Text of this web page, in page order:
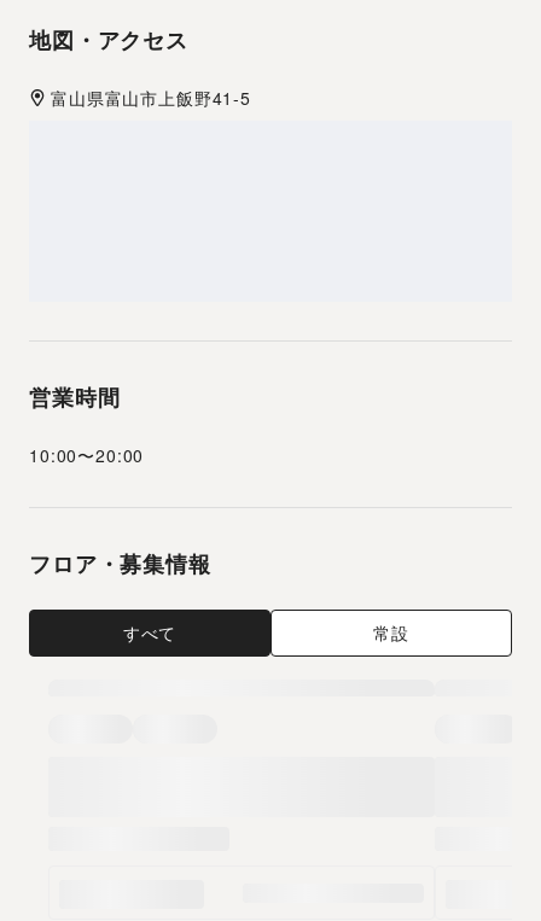
地図・アクセス
富山県富山市 上飯野41-5
営業時間
10:00〜20:00
フロア・募集情報
すべて 常設